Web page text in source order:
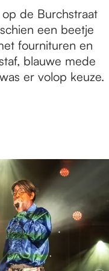
de Burchstraat
een beetje
fournituren en
blauwe mede
er volop keuze.